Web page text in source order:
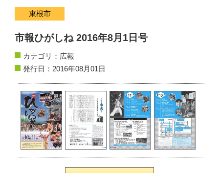
東根市
市報ひがしね 2016年8月1日号
カテゴリ： 広報
発行日：2016年08月01日
個人情報保護方針
動作環境
リンク集